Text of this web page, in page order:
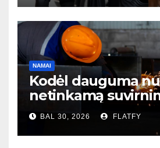
NAMAI
Kodėl dauguma
netinkamą
– ir to net
BAL 30, 2026 FLATFY